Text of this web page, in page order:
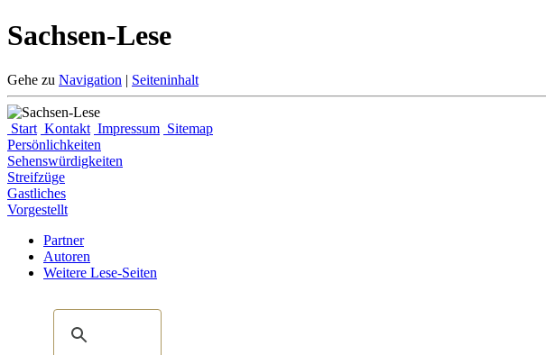
Sachsen-Lese
Gehe zu Navigation | Seiteninhalt
Start Kontakt Impressum Sitemap
Persönlichkeiten
Sehenswürdigkeiten
Streifzüge
Gastliches
Vorgestellt
Partner
Autoren
Weitere Lese-Seiten